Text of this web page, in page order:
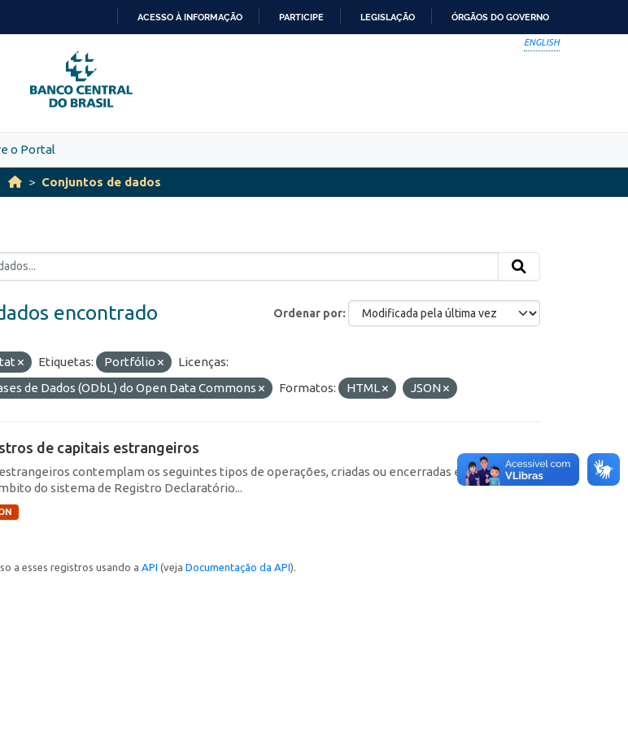
PARA
O
CONTEÚDO
ACESSO À INFORMAÇÃO PARTICIPE LEGISLAÇÃO ÓRGÃOS DO GOVERNO
ENGLISH
o Portal
Conjuntos de dados
Ordenar por
encontrado
Etiquetas: Portfólio
Licenças:
de Dados (ODbL) do Open Data Commons
Formatos: HTML JSON
de capitais estrangeiros
contemplam os seguintes tipos de operações, criadas ou encerradas em cada
do sistema de Registro Declaratório...
a esses registros usando a API (veja Documentação da API).